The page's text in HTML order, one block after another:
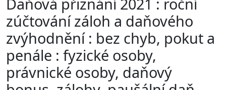
zúčtování záloh a daňového
zvýhodnění : bez chyb, pokut a
penále : fyzické osoby,
právnické osoby, daňový